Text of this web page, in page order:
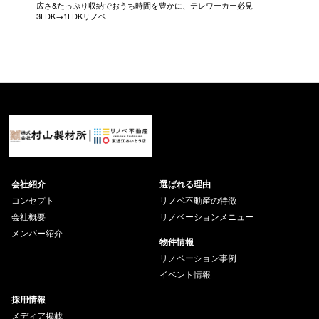
広さ&たっぷり収納でおうち時間を豊かに、テレワーカー必見
3LDK→1LDKリノベ
会社紹介
コンセプト
会社概要
メンバー紹介
選ばれる理由
リノベ不動産の特徴
リノベーションメニュー
物件情報
リノベーション事例
イベント情報
採用情報
メディア掲載